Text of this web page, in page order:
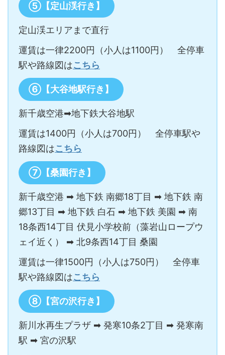
⑤【定山渓行き】
定山渓エリアまで直行
運賃は一律2200円（小人は1100円） 全停車
駅や路線図はこちら
⑥【大谷地駅行き】
新千歳空港➡地下鉄大谷地駅
運賃は1400円（小人は700円） 全停車駅や
路線図はこちら
⑦【桑園行き】
新千歳空港 ➡ 地下鉄 南郷18丁目 ➡ 地下鉄 南
郷13丁目 ➡ 地下鉄 白石 ➡ 地下鉄 美園 ➡ 南
18条西14丁目 伏見小学校前（藻岩山ロープウ
ェイ近く） ➡ 北9条西14丁目 桑園
運賃は一律1500円（小人は750円） 全停車
駅や路線図はこちら
⑧【宮の沢行き】
新川水再生プラザ ➡ 発寒10条2丁目 ➡ 発寒南
駅 ➡ 宮の沢駅